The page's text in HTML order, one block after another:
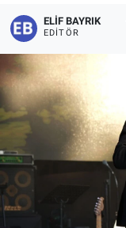
ELIF BAYRIK
EDITÖR